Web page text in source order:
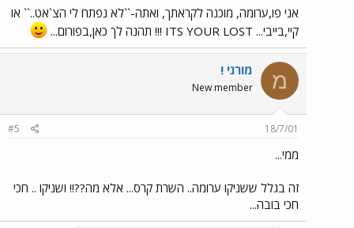
אני פו,ערומה, מוכנה לקראתך, ואתה-``לא נפתח לי הצ`אט..`` או
קיי,בייבי... ITS YOUR LOST !!! תהנה לך כאן,בפורום...
מ מורני !
New member
18/7/01
#5
ממי...
זה בגלל ששניקו ערומה.. השרת קרס... אלא מה??!! ושניקו .. חכי
חכי בובה...